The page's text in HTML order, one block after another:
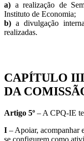
a) a realização de
Instituto de Economia;
b) a divulgação
realizadas.
CAPÍTULO
DA
Artigo 5º – A CPQ-IE
I– Apoiar, acompanhar
se configurem como